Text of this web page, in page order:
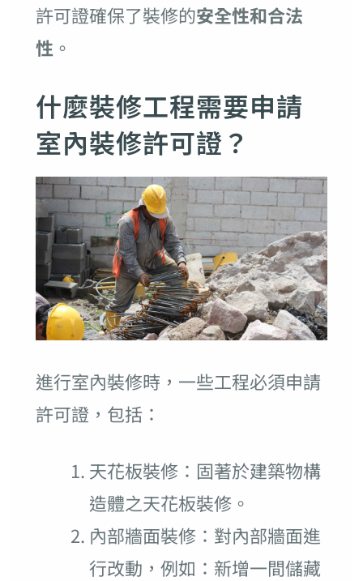
許可證確保了裝修的安全性和合法
性 。
什麼裝修工程需要申請
室內裝修許可證？
進行室內裝修時，一些工程必須申請
許可證，包括：
天花板裝修：固著於建築物構
造體之天花板裝修。
內部牆面裝修：對內部牆面進
行改動，例如：新增一間儲藏